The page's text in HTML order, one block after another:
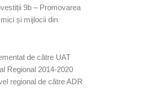
9b – Promovarea
și mijlocii din
de către UAT
Regional 2014-2020
regional de către ADR